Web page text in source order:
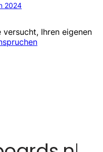
2024
Ihren eigenen